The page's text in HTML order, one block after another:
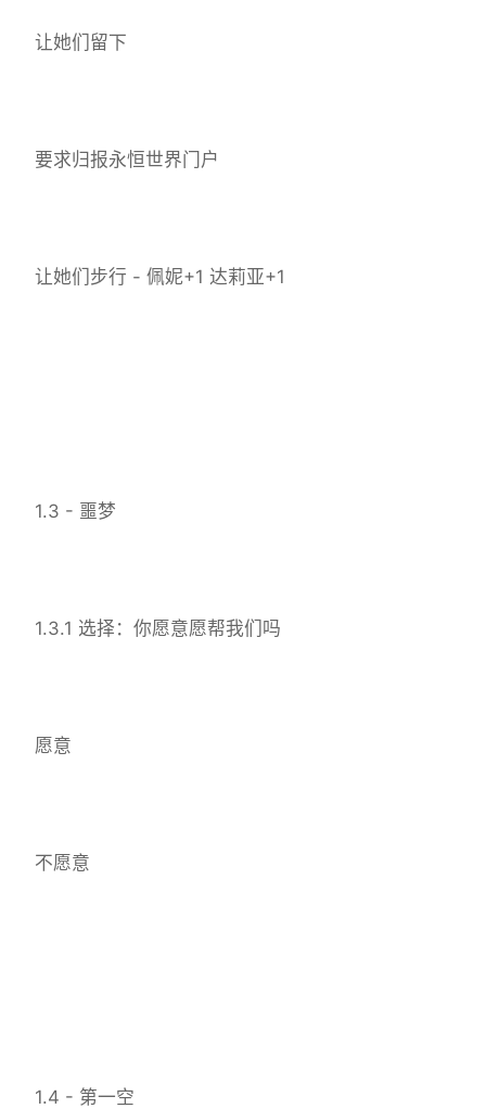
让她们留下
要求归报永恒世界门户
让她们步行 - 佩妮+1 达莉亚+1
1.3 - 噩梦
1.3.1 选择：你愿意愿帮我们吗
愿意
不愿意
1.4 - 第一空